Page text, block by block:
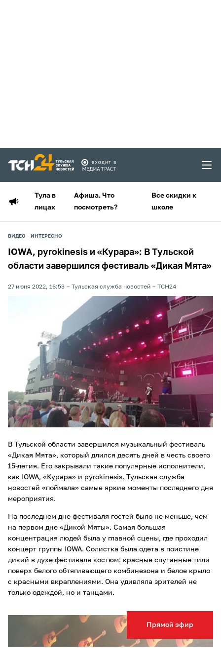
Тула в
лицах
Афиша. Что
посмотреть?
Все скидки к
школе
Прямой эфир
ВИДЕО ИНТЕРЕСНО
IOWA, pyrokinesis и «Курара»: В Тульской
области завершился фестиваль «Дикая Мята»
27 июня 2022, 16:53 Тульская служба новостей ТСН24
В Тульской области завершился музыкальный фестиваль
«Дикая Мята», который длился десять дней в честь своего
15-летия. Его закрывали такие популярные исполнители,
как IOWA, «Курара» и pyrokinesis. Тульская служба
новостей «поймала» самые яркие моменты последнего дня
мероприятия.
На последнем дне фестиваля гостей было не меньше, чем
на первом дне «Дикой Мяты». Самая большая
концентрация людей была у главной сцены, где проходил
концерт группы IOWA. Солистка была одета в поистине
дикий в духе фестиваля костюм: красные спутанные тили
поверх белого обтягивающего комбинезона и белое крыло
с красными вкраплениями. Она удивляла зрителей не
только одеждой, но и танцами.